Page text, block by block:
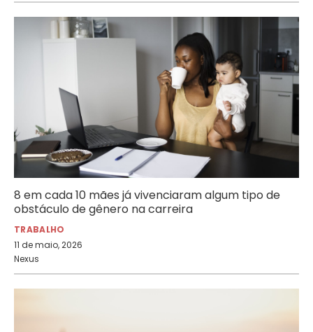
8 em cada 10 mães já vivenciaram algum tipo de
obstáculo de gênero na carreira
TRABALHO
11 de maio, 2026
Nexus